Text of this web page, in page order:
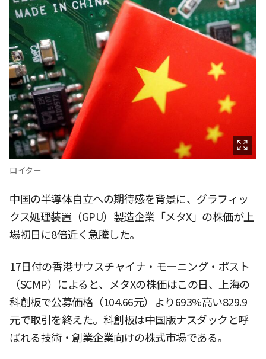
ロイター
中国の半導体自立への期待感を背景に、グラフィッ
クス処理装置（GPU）製造企業「メタX」の株価が上
場初日に8倍近く急騰した。
17日付の香港サウスチャイナ・モーニング・ポスト
（SCMP）によると、メタXの株価はこの日、上海の
科創板で公募価格（104.66元）より693%高い829.9
元で取引を終えた。科創板は中国版ナスダックと呼
ばれる技術・創業企業向けの株式市場である。